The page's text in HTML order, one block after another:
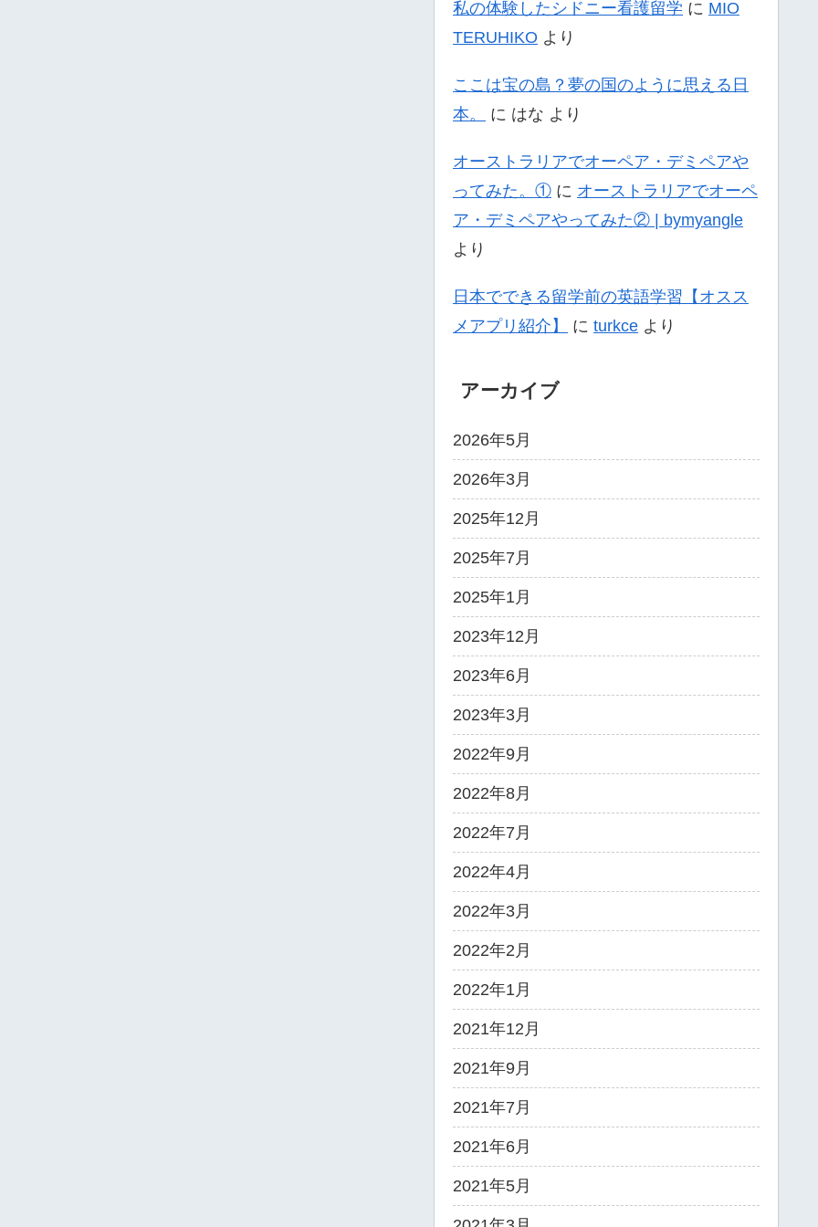
私の体験したシドニー看護留学 に MIO
TERUHIKO より
ここは宝の島？夢の国のように思える日
本。
に はな より
オーストラリアでオーペア・デミペアや
ってみた。① に オーストラリアでオーペ
ア・デミペアやってみた② | bymyangle
より
日本でできる留学前の英語学習【オスス
メアプリ紹介】
に turkce より
アーカイブ
2026年5月
2026年3月
2025年12月
2025年7月
2025年1月
2023年12月
2023年6月
2023年3月
2022年9月
2022年8月
2022年7月
2022年4月
2022年3月
2022年2月
2022年1月
2021年12月
2021年9月
2021年7月
2021年6月
2021年5月